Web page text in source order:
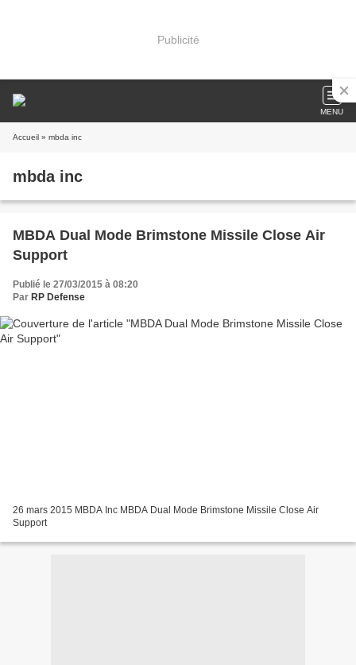
Publicité
MENU
Accueil » mbda inc
mbda inc
MBDA Dual Mode Brimstone Missile Close Air
Support
Publié le 27/03/2015 à 08:20
Par RP Defense
26 mars 2015 MBDA Inc MBDA Dual Mode Brimstone Missile Close Air
Support